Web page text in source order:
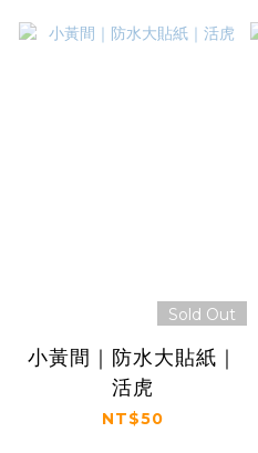
Sold Out
小黃間｜防水大貼紙｜
活虎
NT$50